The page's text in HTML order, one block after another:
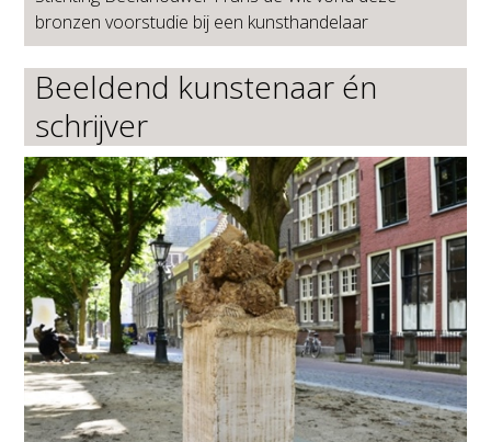
bronzen voorstudie bij een kunsthandelaar
Beeldend kunstenaar én
schrijver